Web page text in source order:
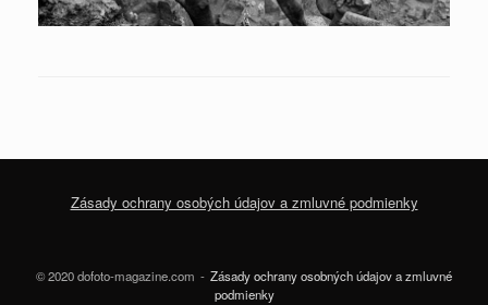
Zásady ochrany osobých údajov a zmluvné podmienky
© 2020 dofoto-magazine.com
Zásady ochrany osobných údajov a zmluvné
podmienky